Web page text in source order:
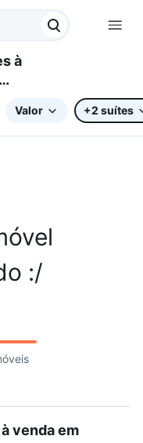
à
Valor +2 suítes
:/
venda em